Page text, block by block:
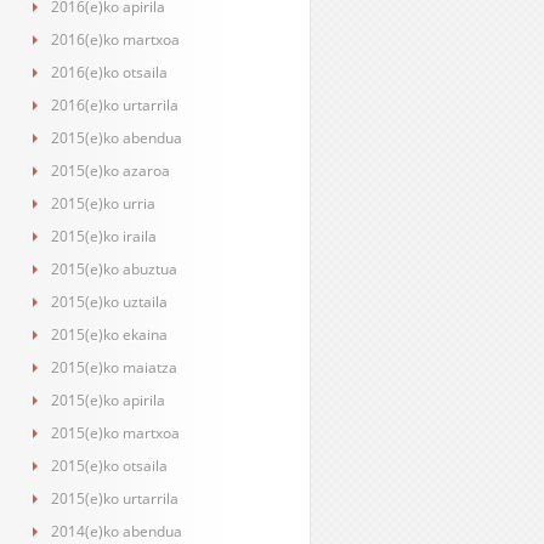
2016(e)ko apirila
2016(e)ko martxoa
2016(e)ko otsaila
2016(e)ko urtarrila
2015(e)ko abendua
2015(e)ko azaroa
2015(e)ko urria
2015(e)ko iraila
2015(e)ko abuztua
2015(e)ko uztaila
2015(e)ko ekaina
2015(e)ko maiatza
2015(e)ko apirila
2015(e)ko martxoa
2015(e)ko otsaila
2015(e)ko urtarrila
2014(e)ko abendua